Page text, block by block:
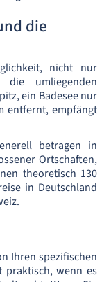
die
nicht nur
umliegenden
ein Badesee nur
entfernt, empfängt
betragen in
Ortschaften,
theoretisch 130
in Deutschland
Ihren spezifischen
praktisch, wenn es